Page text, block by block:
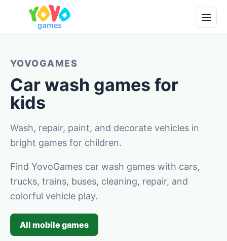
YOVOGAMES
Car wash games for
kids
Wash, repair, paint, and decorate vehicles in
bright games for children.
Find YovoGames car wash games with cars,
trucks, trains, buses, cleaning, repair, and
colorful vehicle play.
All mobile games